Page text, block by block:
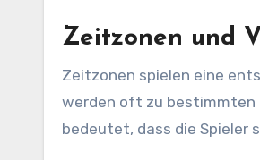
Zeitzonen und
Zeitzonen spielen eine
werden oft zu bestimmten
bedeutet, dass die Spieler